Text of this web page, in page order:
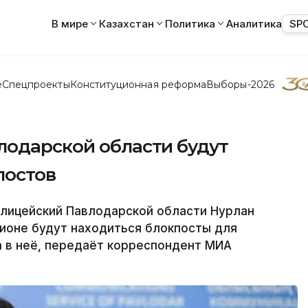
В мире Казахстан Политика Аналитика
СпецпроектыКонституционная реформаВыборы-2026
области будут
Павлодарской области Нурлан
будут находиться блокпосты для
в неё, передаёт корреспондент МИА